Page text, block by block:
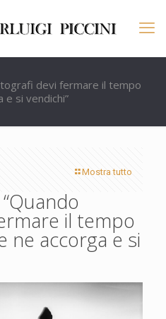
devi fermare il tempo
e si vendichi”
Mostra tutto
il tempo
ne accorga e si